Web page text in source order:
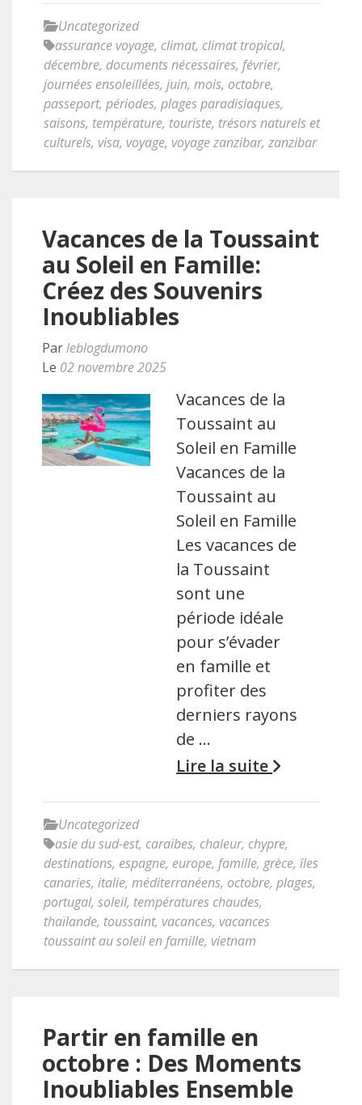
Uncategorized
assurance voyage, climat, climat tropical,
décembre, documents nécessaires, février,
journées ensoleillées, juin, mois, octobre,
passeport, périodes, plages paradisiaques,
saisons, température, touriste, trésors naturels et
culturels, visa, voyage, voyage zanzibar, zanzibar
Vacances de la Toussaint
au Soleil en Famille:
Créez des Souvenirs
Inoubliables
Parleblogdumono
Le 02 novembre 2025
Vacances de la
Toussaint au
Soleil en Famille
Vacances de la
Toussaint au
Soleil en Famille
Les vacances de
la Toussaint
sont une
période idéale
pour s’évader
en famille et
profiter des
derniers rayons
de …
Lire la suite
Uncategorized
asie du sud-est, caraïbes, chaleur, chypre,
destinations, espagne, europe, famille, grèce, îles
canaries, italie, méditerranéens, octobre, plages,
portugal, soleil, températures chaudes,
thaïlande, toussaint, vacances, vacances
toussaint au soleil en famille, vietnam
Partir en famille en
octobre : Des Moments
Inoubliables Ensemble